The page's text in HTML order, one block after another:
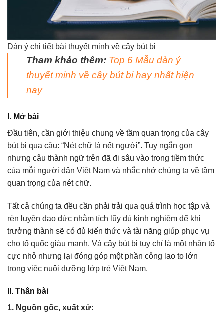
Dàn ý chi tiết bài thuyết minh về cây bút bi
Tham khảo thêm: Top 6 Mẫu dàn ý
thuyết minh về cây bút bi hay nhất hiện
nay
I. Mở bài
Đầu tiên, cần giới thiệu chung về tầm quan trọng của cây
bút bi qua câu: “Nét chữ là nết người”. Tuy ngắn gọn
nhưng câu thành ngữ trên đã đi sâu vào trong tiềm thức
của mỗi người dân Việt Nam và nhắc nhở chúng ta về tầm
quan trọng của nét chữ.
Tất cả chúng ta đều cần phải trải qua quá trình học tập và
rèn luyện đạo đức nhằm tích lũy đủ kinh nghiệm để khi
trưởng thành sẽ có đủ kiến thức và tài năng giúp phục vụ
cho tổ quốc giàu mạnh. Và cây bút bi tuy chỉ là một nhân tố
cực nhỏ nhưng lại đóng góp một phần công lao to lớn
trong việc nuôi dưỡng lớp trẻ Việt Nam.
II. Thân bài
1. Nguồn gốc, xuất xứ: